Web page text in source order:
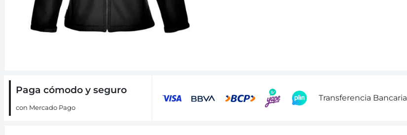
Paga cómodo y seguro
con Mercado Pago
Transferencia Bancaria